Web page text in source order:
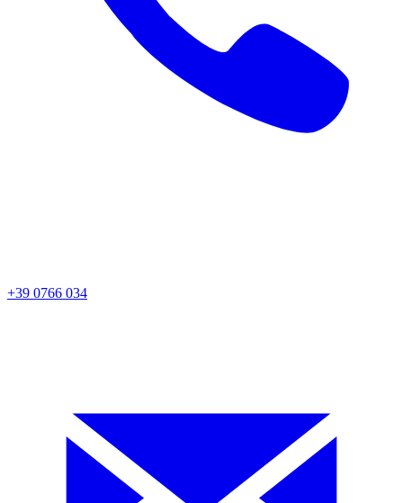
+39 0766 034